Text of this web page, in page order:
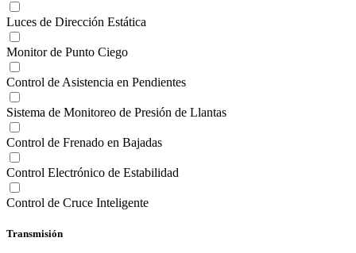
Luces de Dirección Estática
Monitor de Punto Ciego
Control de Asistencia en Pendientes
Sistema de Monitoreo de Presión de Llantas
Control de Frenado en Bajadas
Control Electrónico de Estabilidad
Control de Cruce Inteligente
Transmisión